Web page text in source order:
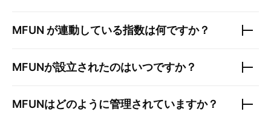
MFUN が連動している指数は何ですか？
MFUNが設立されたのはいつですか？
MFUNはどのように管理されていますか？